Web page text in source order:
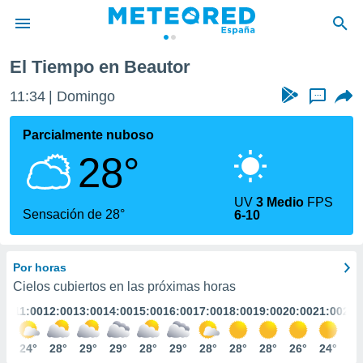
de
por
se
calidad.
a este
las
y
forma
digital
basada
El Tiempo en Beautor
11:34 Domingo ...
Parcialmente nuboso
28°
Sensación de 28°
UV3 Medio FPS
6-10
Por horas
Cielos cubiertos en las próximas horas
11:00
24°
12:00
28°
13:00
29°
14:00
29°
15:00
28°
16:00
29°
17:00
28°
18:00
28°
19:00
28°
20:00
26°
21:00
24°